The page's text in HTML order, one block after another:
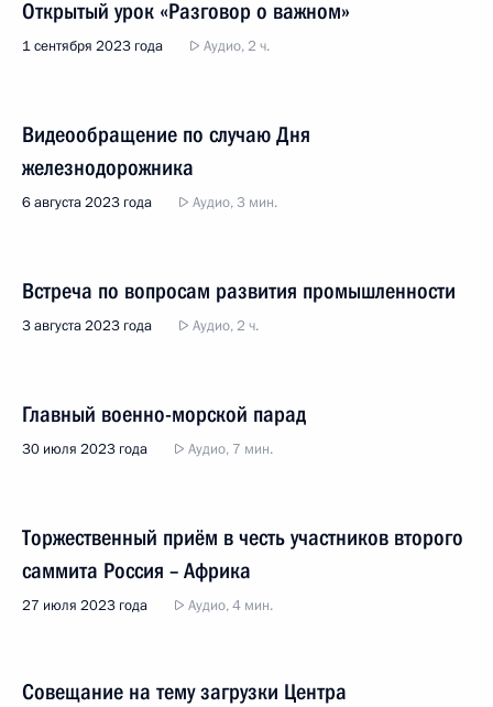
Открытый урок «Разговор о важном»
1 сентября 2023 года Аудио, 2 ч.
Видеообращение по случаю Дня
железнодорожника
6 августа 2023 года Аудио, 3 мин.
Встреча по вопросам развития промышленности
3 августа 2023 года Аудио, 2 ч.
Главный военно-морской парад
30 июля 2023 года Аудио, 7 мин.
Торжественный приём в честь участников второго
саммита Россия – Африка
27 июля 2023 года Аудио, 4 мин.
Совещание на тему загрузки Центра